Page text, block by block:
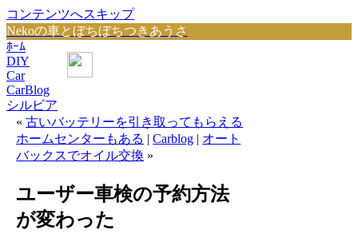
コンテンツへスキップ
Nekoの車とぼちぼちつきあうさ
ﾎｰﾑ
DIY
Car
CarBlog
シルビア
«古いバッテリーを引き取ってもらえる
ホームセンターもある |Carblog | オート
バックスでオイル交換 »
ユーザー車検の予約方法
が変わった